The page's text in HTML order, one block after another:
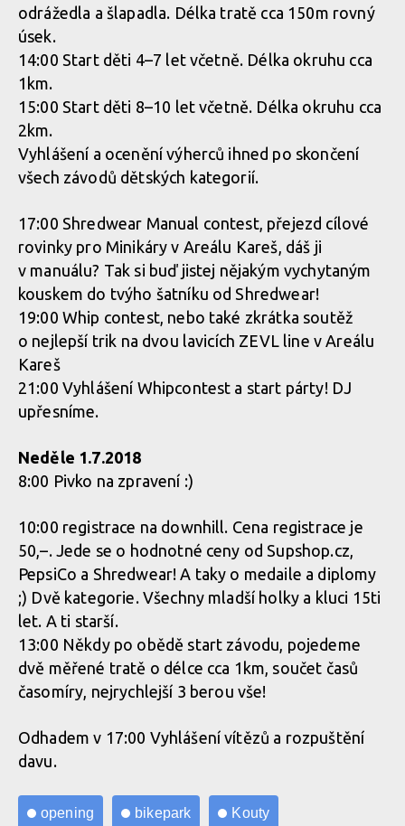
odrážedla a šlapadla. Délka tratě cca 150m rovný
úsek.
14:00 Start děti 4–7 let včetně. Délka okruhu cca
1km.
15:00 Start děti 8–10 let včetně. Délka okruhu cca
2km.
Vyhlášení a ocenění výherců ihned po skončení
všech závodů dětských kategorií.
17:00 Shredwear Manual contest, přejezd cílové
rovinky pro Minikáry v Areálu Kareš, dáš ji
v manuálu? Tak si buď jistej nějakým vychytaným
kouskem do tvýho šatníku od Shredwear!
19:00 Whip contest, nebo také zkrátka soutěž
o nejlepší trik na dvou lavicích ZEVL line v Areálu
Kareš
21:00 Vyhlášení Whipcontest a start párty! DJ
upřesníme.
Neděle 1.7.2018
8:00 Pivko na zpravení :)
10:00 registrace na downhill. Cena registrace je
50,–. Jede se o hodnotné ceny od Supshop.cz,
PepsiCo a Shredwear! A taky o medaile a diplomy
;) Dvě kategorie. Všechny mladší holky a kluci 15ti
let. A ti starší.
13:00 Někdy po obědě start závodu, pojedeme
dvě měřené tratě o délce cca 1km, součet časů
časomíry, nejrychlejší 3 berou vše!
Odhadem v 17:00 Vyhlášení vítězů a rozpuštění
davu.
opening bikepark Kouty